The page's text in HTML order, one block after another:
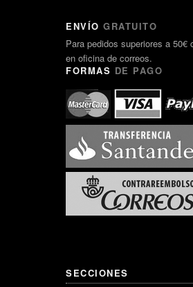
ENVÍO GRATUITO
Para pedidos superiores a 50€
en oficina de correos.
FORMAS DE PAGO
SECCIONES